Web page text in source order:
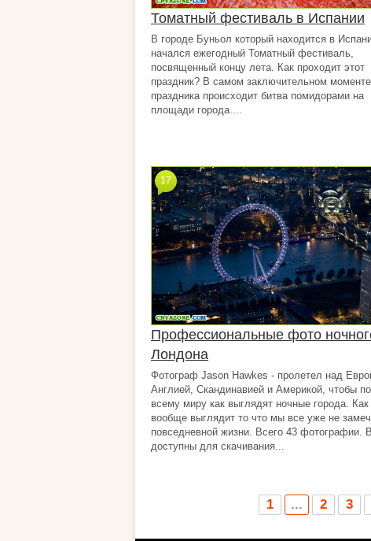
Томатный фестиваль в Испании
В городе Буньол который находится в
начался ежегодный Томатный фестиваль,
посвященный концу лета. Как проходит этот
праздник? В самом заключительном моменте
праздника происходит битва помидорами на
площади города....
Профессиональные фото
Лондона
Фотограф Jason Hawkes - пролетел над
Англией, Скандинавией и Америкой, чтобы
всему миру как выглядят ночные города. Как
вообще выглядит то что мы все уже не
повседневной жизни. Всего 43 фотографии.
доступны для скачивания...
17
1 ... 2 3